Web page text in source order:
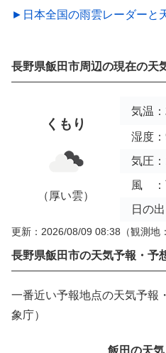
►日本全国の雨雲レーダーと
長野県飯田市周辺の現在の天
くもり
（厚い雲）
気温：
湿度
気圧
風 ：
日の
更新：2026/08/09 08:38 （観測地
長野県飯田市の天気予報・予
一番近い予報地点の天気予報
象庁）